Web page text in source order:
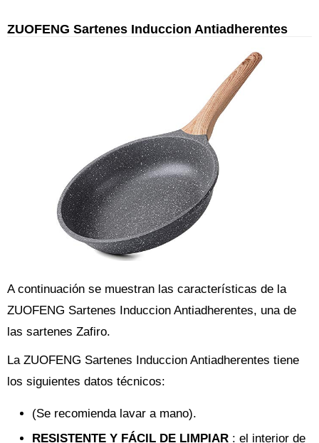
ZUOFENG Sartenes Induccion Antiadherentes
A continuación se muestran las características de la
ZUOFENG Sartenes Induccion Antiadherentes, una de
las sartenes Zafiro.
La ZUOFENG Sartenes Induccion Antiadherentes tiene
los siguientes datos técnicos:
(Se recomienda lavar a mano).
RESISTENTE Y FÁCIL DE LIMPIAR : el interior de